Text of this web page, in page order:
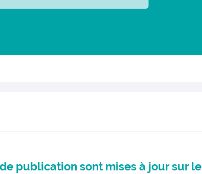
publication sont mises à jour sur le